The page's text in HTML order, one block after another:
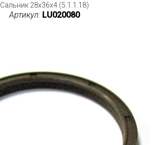
Сальник 28x36x4 (5.1.1.18)
Артикул: LU020080